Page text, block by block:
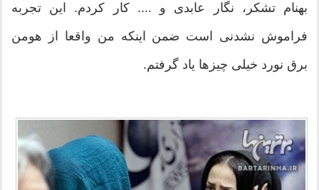
بهنام تشکر، نگار عابدی و .... کار کردم. این تجربه
فراموش نشدنی است ضمن اینکه من واقعا از هومن
برق نورد خیلی چیزها یاد گرفتم.